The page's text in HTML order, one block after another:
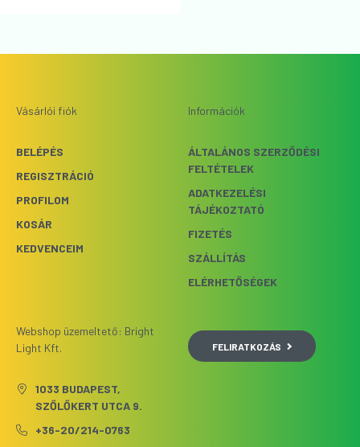
Vásárlói fiók
BELÉPÉS
REGISZTRÁCIÓ
PROFILOM
KOSÁR
KEDVENCEIM
Információk
ÁLTALÁNOS SZERZŐDÉSI
FELTÉTELEK
ADATKEZELÉSI
TÁJÉKOZTATÓ
FIZETÉS
SZÁLLÍTÁS
ELÉRHETŐSÉGEK
Webshop üzemeltető: Bright
Light Kft.
1033 BUDAPEST,
SZŐLŐKERT UTCA 9.
+36-20/214-0763
FELIRATKOZÁS